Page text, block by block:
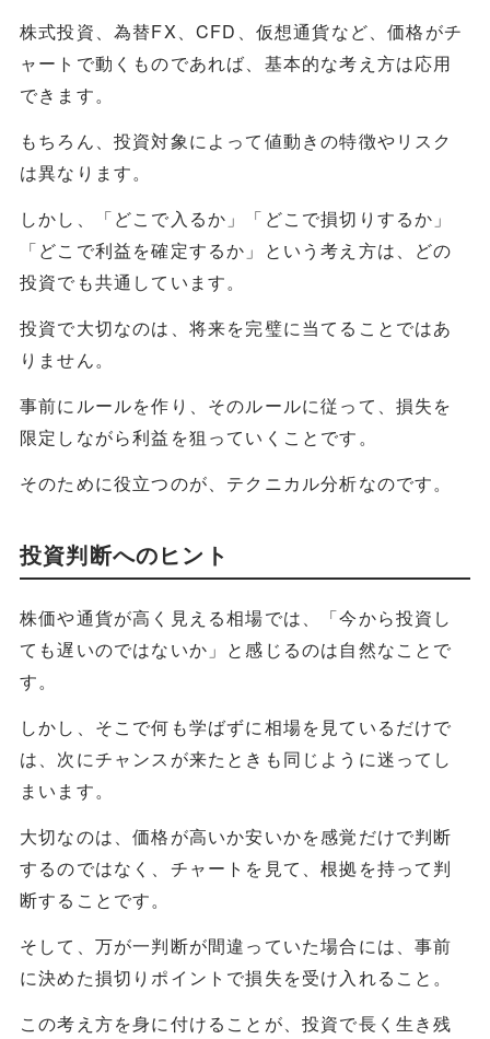
株式投資、為替FX、CFD、仮想通貨など、価格がチ
ャートで動くものであれば、基本的な考え方は応用
できます。
もちろん、投資対象によって値動きの特徴やリスク
は異なります。
しかし、「どこで入るか」「どこで損切りするか」
「どこで利益を確定するか」という考え方は、どの
投資でも共通しています。
投資で大切なのは、将来を完璧に当てることではあ
りません。
事前にルールを作り、そのルールに従って、損失を
限定しながら利益を狙っていくことです。
そのために役立つのが、テクニカル分析なのです。
投資判断へのヒント
株価や通貨が高く見える相場では、「今から投資し
ても遅いのではないか」と感じるのは自然なことで
す。
しかし、そこで何も学ばずに相場を見ているだけで
は、次にチャンスが来たときも同じように迷ってし
まいます。
大切なのは、価格が高いか安いかを感覚だけで判断
するのではなく、チャートを見て、根拠を持って判
断することです。
そして、万が一判断が間違っていた場合には、事前
に決めた損切りポイントで損失を受け入れること。
この考え方を身に付けることが、投資で長く生き残